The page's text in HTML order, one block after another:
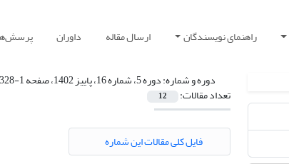
راهنمای نویسندگان ارسال مقاله داوران
دوره و شماره:دوره 5، شماره 16، پاییز 1402، صفحه 1-328 (سال پنجم، شماره شانزدهم، پاییز 1402)
تعداد مقالات: 12
فایل کلی مقالات این شماره